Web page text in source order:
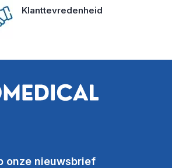
Klanttevredenheid
onze nieuwsbrief